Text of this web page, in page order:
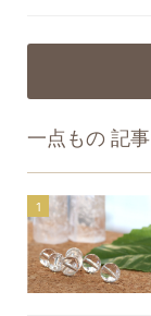
一点もの 記